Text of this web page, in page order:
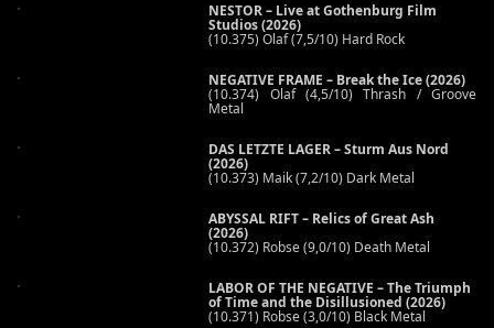
NESTOR – Live at Gothenburg Film
Studios (2026)
(10.375) Olaf (7,5/10) Hard Rock
NEGATIVE FRAME – Break the Ice (2026)
(10.374) Olaf (4,5/10) Thrash / Groove
Metal
DAS LETZTE LAGER – Sturm Aus Nord
(2026)
(10.373) Maik (7,2/10) Dark Metal
ABYSSAL RIFT – Relics of Great Ash
(2026)
(10.372) Robse (9,0/10) Death Metal
LABOR OF THE NEGATIVE – The Triumph
of Time and the Disillusioned (2026)
(10.371) Robse (3,0/10) Black Metal